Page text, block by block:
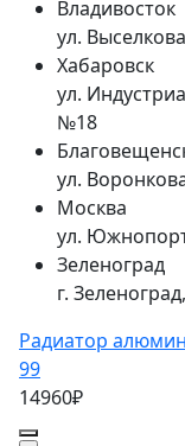
Владивосток
ул.
Хабаровск
ул.
№18
ул.
Москва
ул.
Зеленоград
г.
Радиатор
99
14960₽